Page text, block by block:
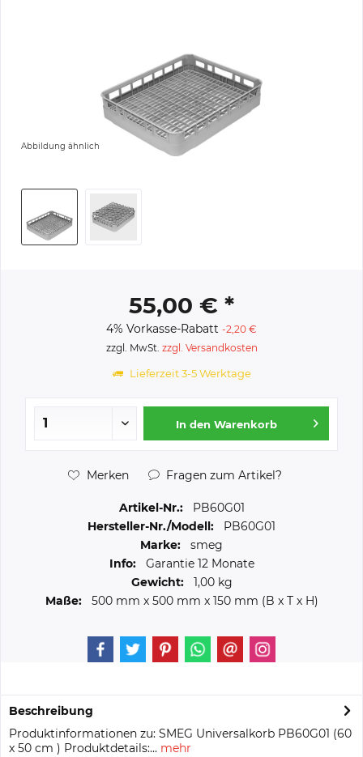
Abbildung ähnlich
55,00 € *
4% Vorkasse-Rabatt -2,20 €
zzgl. MwSt. zzgl. Versandkosten
Lieferzeit 3-5 Werktage
In den Warenkorb
Merken Fragen zum Artikel?
Artikel-Nr.:
PB60G01
Hersteller-Nr./Modell:
PB60G01
Marke:
smeg
Info:
Garantie 12 Monate
Gewicht:
1,00 kg
Maße:
500 mm x 500 mm x 150 mm (B x T x H)
Beschreibung
Produktinformationen zu: SMEG Universalkorb PB60G01 (60
x 50 cm ) Produktdetails:... mehr